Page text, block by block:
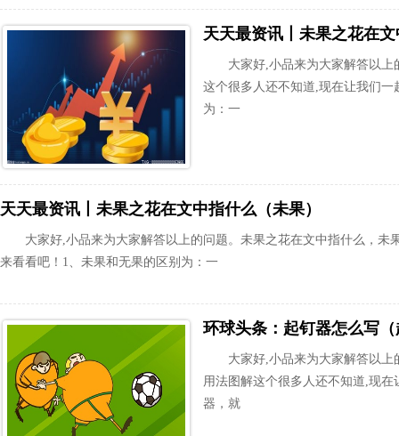
天天最资讯丨未果之花在
大家好,小品来为大家解答以
这个很多人还不知道,现在让我们
为：一
天天最资讯丨未果之花在文中指什么（未果）
大家好,小品来为大家解答以上的问题。未果之花在文中指什么，未
来看看吧！1、未果和无果的区别为：一
环球头条：起钉器怎么写
大家好,小品来为大家解答以
用法图解这个很多人还不知道,现
器，就